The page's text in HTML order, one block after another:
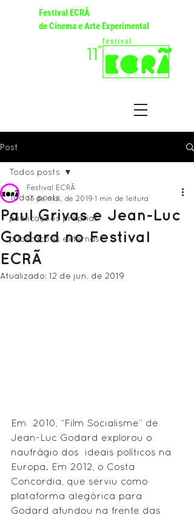
Festival ECRÃ
de Cinema e Arte Experimental
Post
Todos posts
publicações próprias
publicações externas
Todos posts
Paul Grivas e Jean-Luc
Godard no Festival
ECRÃ
Festival ECRÃ
17 de mai. de 2019 1 min de leitura
Atualizado: 12 de jun. de 2019
Em  2010, “Film Socialisme” de
Jean-Luc Godard explorou o
naufrágio dos  ideais políticos na
Europa. Em 2012, o Costa
Concordia, que serviu como
plataforma alegórica para
Godard afundou na frente das